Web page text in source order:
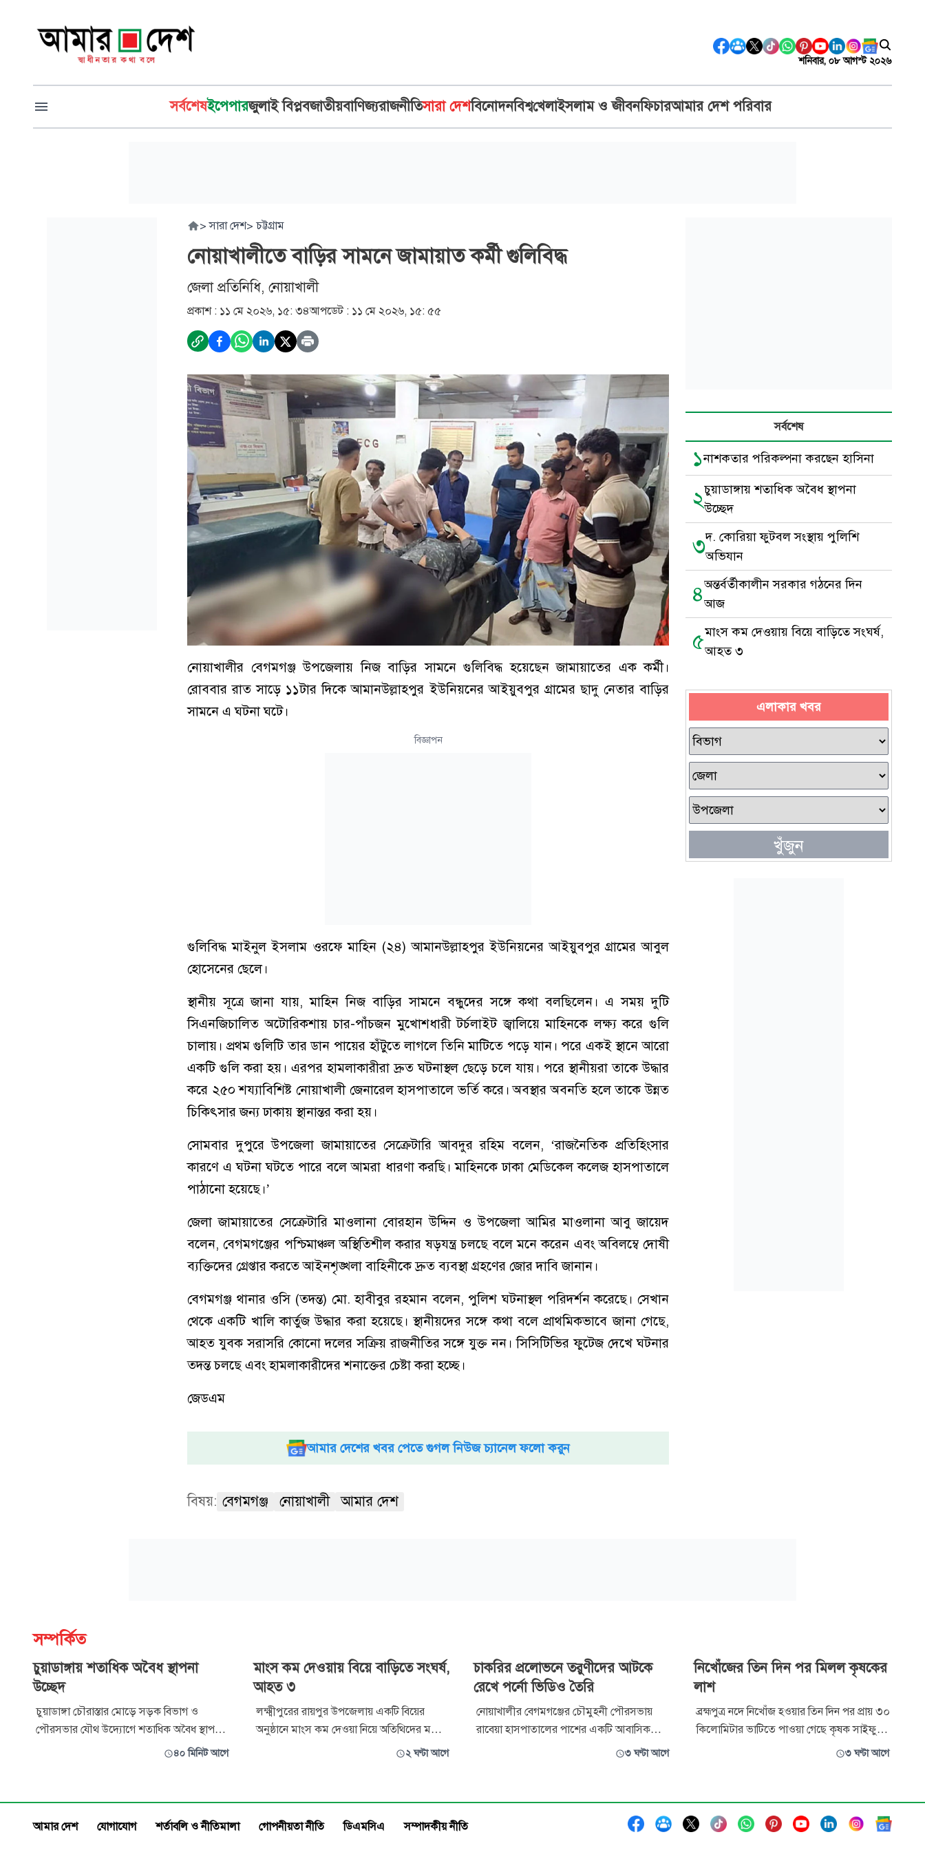
শনিবার, ০৮ আগস্ট ২০২৬
সর্বশেষইপেপারজুলাই বিপ্লবজাতীয়বাণিজ্যরাজনীতিসারা দেশবিনোদনবিশ্বখেলাইসলাম ও জীবনফিচারআমার দেশ পরিবার
> সারা দেশ> চট্টগ্রাম
নোয়াখালীতে বাড়ির সামনে জামায়াত কর্মী গুলিবিদ্ধ
জেলা প্রতিনিধি, নোয়াখালী
প্রকাশ : ১১ মে ২০২৬, ১৫: ৩৪আপডেট : ১১ মে ২০২৬, ১৫: ৫৫
নোয়াখালীর বেগমগঞ্জ উপজেলায় নিজ বাড়ির সামনে গুলিবিদ্ধ হয়েছেন জামায়াতের এক কর্মী।
রোববার রাত সাড়ে ১১টার দিকে আমানউল্লাহপুর ইউনিয়নের আইয়ুবপুর গ্রামের ছাদু নেতার বাড়ির
সামনে এ ঘটনা ঘটে।
বিজ্ঞাপন
গুলিবিদ্ধ মাইনুল ইসলাম ওরফে মাহিন (২৪) আমানউল্লাহপুর ইউনিয়নের আইয়ুবপুর গ্রামের আবুল
হোসেনের ছেলে।
স্থানীয় সূত্রে জানা যায়, মাহিন নিজ বাড়ির সামনে বন্ধুদের সঙ্গে কথা বলছিলেন। এ সময় দুটি
সিএনজিচালিত অটোরিকশায় চার-পাঁচজন মুখোশধারী টর্চলাইট জ্বালিয়ে মাহিনকে লক্ষ্য করে গুলি
চালায়। প্রথম গুলিটি তার ডান পায়ের হাঁটুতে লাগলে তিনি মাটিতে পড়ে যান। পরে একই স্থানে আরো
একটি গুলি করা হয়। এরপর হামলাকারীরা দ্রুত ঘটনাস্থল ছেড়ে চলে যায়। পরে স্থানীয়রা তাকে উদ্ধার
করে ২৫০ শয্যাবিশিষ্ট নোয়াখালী জেনারেল হাসপাতালে ভর্তি করে। অবস্থার অবনতি হলে তাকে উন্নত
চিকিৎসার জন্য ঢাকায় স্থানান্তর করা হয়।
সোমবার দুপুরে উপজেলা জামায়াতের সেক্রেটারি আবদুর রহিম বলেন, ‘রাজনৈতিক প্রতিহিংসার
কারণে এ ঘটনা ঘটতে পারে বলে আমরা ধারণা করছি। মাহিনকে ঢাকা মেডিকেল কলেজ হাসপাতালে
পাঠানো হয়েছে।’
জেলা জামায়াতের সেক্রেটারি মাওলানা বোরহান উদ্দিন ও উপজেলা আমির মাওলানা আবু জায়েদ
বলেন, বেগমগঞ্জের পশ্চিমাঞ্চল অস্থিতিশীল করার ষড়যন্ত্র চলছে বলে মনে করেন এবং অবিলম্বে দোষী
ব্যক্তিদের গ্রেপ্তার করতে আইনশৃঙ্খলা বাহিনীকে দ্রুত ব্যবস্থা গ্রহণের জোর দাবি জানান।
বেগমগঞ্জ থানার ওসি (তদন্ত) মো. হাবীবুর রহমান বলেন, পুলিশ ঘটনাস্থল পরিদর্শন করেছে। সেখান
থেকে একটি খালি কার্তুজ উদ্ধার করা হয়েছে। স্থানীয়দের সঙ্গে কথা বলে প্রাথমিকভাবে জানা গেছে,
আহত যুবক সরাসরি কোনো দলের সক্রিয় রাজনীতির সঙ্গে যুক্ত নন। সিসিটিভির ফুটেজ দেখে ঘটনার
তদন্ত চলছে এবং হামলাকারীদের শনাক্তের চেষ্টা করা হচ্ছে।
জেডএম
আমার দেশের খবর পেতে গুগল নিউজ চ্যানেল ফলো করুন
বিষয়: বেগমগঞ্জ নোয়াখালী আমার দেশ
সর্বশেষ
১নাশকতার পরিকল্পনা করছেন হাসিনা
২চুয়াডাঙ্গায় শতাধিক অবৈধ স্থাপনা
উচ্ছেদ
৩দ. কোরিয়া ফুটবল সংস্থায় পুলিশি
অভিযান
৪অন্তর্বর্তীকালীন সরকার গঠনের দিন
আজ
৫মাংস কম দেওয়ায় বিয়ে বাড়িতে সংঘর্ষ,
আহত ৩
এলাকার খবর
খুঁজুন
সম্পর্কিত
চুয়াডাঙ্গায় শতাধিক অবৈধ স্থাপনা
উচ্ছেদ
চুয়াডাঙ্গা চৌরাস্তার মোড়ে সড়ক বিভাগ ও
পৌরসভার যৌথ উদ্যোগে শতাধিক অবৈধ স্থাপনা
উচ্ছেদ অভিযান চালানো হয়েছে। এসময় দুই
মোড়ের উভয় পাশে এ অভিযান পরিচালনা করা
হয়। অভিযানে অবৈধ স্থাপনা তৈরি করে ব্যবসা পরি
৪০ মিনিট আগে
মাংস কম দেওয়ায় বিয়ে বাড়িতে সংঘর্ষ,
আহত ৩
লক্ষ্মীপুরের রায়পুর উপজেলায় একটি বিয়ের
অনুষ্ঠানে মাংস কম দেওয়া নিয়ে অতিথিদের মধ্যে
সংঘর্ষের ঘটনা ঘটেছে। এতে তিনজন আহত
হলেন বেলাল হোসেন (৪০), শাহিনুর (৪০) ও
ইয়াসিন (২২)। স্থানীয় লোকজন তাদের উদ্ধ
২ ঘণ্টা আগে
চাকরির প্রলোভনে তরুণীদের আটকে
রেখে পর্নো ভিডিও তৈরি
নোয়াখালীর বেগমগঞ্জের চৌমুহনী পৌরসভায়
রাবেয়া হাসপাতালের পাশের একটি আবাসিক
ভবনে অভিযান চালিয়ে পর্নো ভিডিও তৈরির
পুলিশ। বৃহস্পতিবার দিবাগত রাতে অভিযান
৩ ঘণ্টা আগে
নিখোঁজের তিন দিন পর মিলল কৃষকের
লাশ
ব্রহ্মপুত্র নদে নিখোঁজ হওয়ার তিন দিন পর প্রায় ৩০
কিলোমিটার ভাটিতে পাওয়া গেছে কৃষক সাইফুল
ইসলামের (৫৫) লাশ। এর আগে দুই দিন তল্লাশি
ব্রহ্মপুত্র নদে একটি ড্রেজার মেশিনের পাইপে
আটকে থাকা অবস্থায় ত
৩ ঘণ্টা আগে
আমার দেশ যোগাযোগ শর্তাবলি ও নীতিমালা গোপনীয়তা নীতি ডিএমসিএ সম্পাদকীয় নীতি